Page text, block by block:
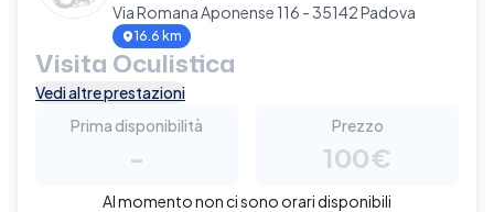
Via Romana Aponense 116 - 35142 Padova
16.6 km
Visita Oculistica
Vedi altre prestazioni
Prima disponibilità
-
Prezzo
100€
Al momento non ci sono orari disponibili